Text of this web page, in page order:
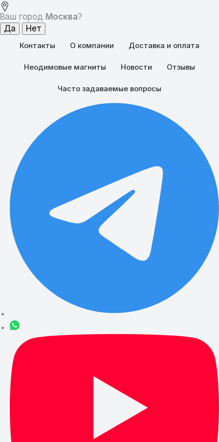
Ваш город Москва?
Контакты О компании Доставка и оплата
Неодимовые магниты Новости Отзывы
Часто задаваемые вопросы